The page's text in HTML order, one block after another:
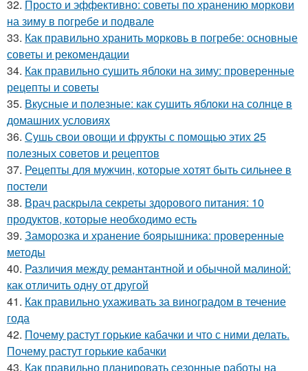
32. Просто и эффективно: советы по хранению моркови
на зиму в погребе и подвале
33. Как правильно хранить морковь в погребе: основные
советы и рекомендации
34. Как правильно сушить яблоки на зиму: проверенные
рецепты и советы
35. Вкусные и полезные: как сушить яблоки на солнце в
домашних условиях
36. Сушь свои овощи и фрукты с помощью этих 25
полезных советов и рецептов
37. Рецепты для мужчин, которые хотят быть сильнее в
постели
38. Врач раскрыла секреты здорового питания: 10
продуктов, которые необходимо есть
39. Заморозка и хранение боярышника: проверенные
методы
40. Различия между ремантантной и обычной малиной:
как отличить одну от другой
41. Как правильно ухаживать за виноградом в течение
года
42. Почему растут горькие кабачки и что с ними делать.
Почему растут горькие кабачки
43. Как правильно планировать сезонные работы на